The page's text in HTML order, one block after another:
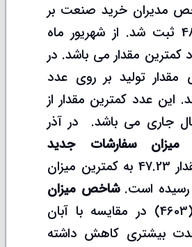
مدیران خرید صنعت بر
روی عدد 48.61 ثبت شد. از شهریور ماه
کمترین مقدار می باشد. در
تولید بر روی عدد
شد. این عدد کمترین مقدار از
جاری می باشد. در آذر
سفارشات جدید
با مقدار 47.23 به کمترین میزان
رسیده است.شاخص میزان
(4603) در مقایسه با آبان
با شدت بیشتری کاهش داشته